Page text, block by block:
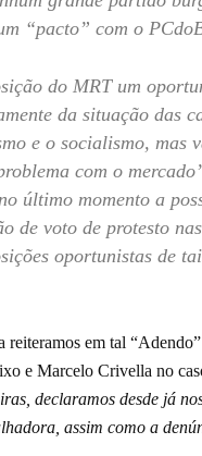
“pacto” com o
do MRT um
da situação das
e o socialismo, mas
com o
último momento a
de voto de protesto
oportunistas de
reiteramos em tal
e Marcelo Crivella no
declaramos desde já
assim como a